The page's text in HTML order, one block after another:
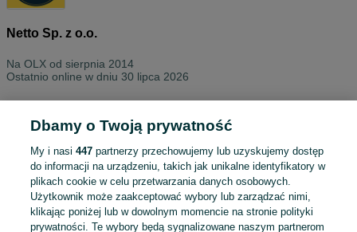
Netto Sp. z o.o.
Na OLX od sierpnia 2014
Ostatnio online w dniu 30 lipca 2026
Znajdź na tej stronie
Wybierz kategorię
Dbamy o Twoją prywatność
My i nasi447 partnerzy przechowujemy lub uzyskujemy dostęp
do informacji na urządzeniu, takich jak unikalne identyfikatory w
plikach cookie w celu przetwarzania danych osobowych.
Użytkownik może zaakceptować wybory lub zarządzać nimi,
klikając poniżej lub w dowolnym momencie na stronie polityki
prywatności. Te wybory będą sygnalizowane naszym partnerom